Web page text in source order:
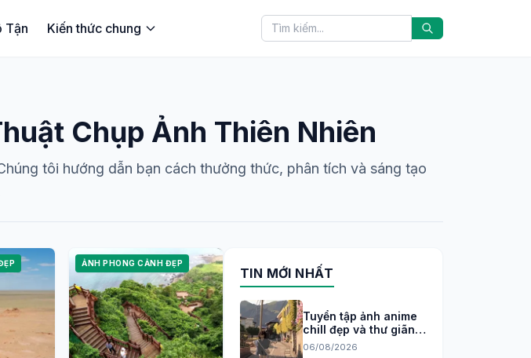
Tận Kiến thức chung
Chụp Ảnh Thiên Nhiên
tôi hướng dẫn bạn cách thưởng thức, phân tích và sáng tạo
ẢNH PHONG CẢNH ĐẸP
TIN MỚI NHẤT
Tuyển tập ảnh anime
chill đẹp và thư giãn
cho tâm trạng 2026
06/08/2026